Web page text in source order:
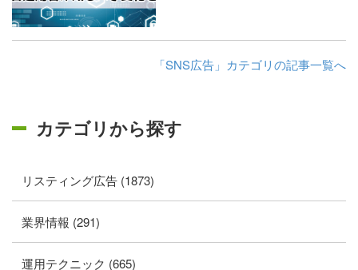
「SNS広告」カテゴリの記事一覧へ
カテゴリから探す
リスティング広告 (1873)
業界情報 (291)
運用テクニック (665)